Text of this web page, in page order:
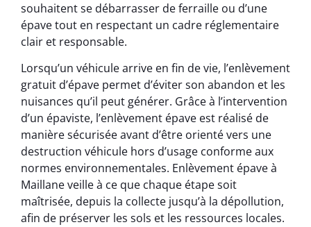
souhaitent se débarrasser de ferraille ou d’une
épave tout en respectant un cadre réglementaire
clair et responsable.
Lorsqu’un véhicule arrive en fin de vie, l’enlèvement
gratuit d’épave permet d’éviter son abandon et les
nuisances qu’il peut générer. Grâce à l’intervention
d’un épaviste, l’enlèvement épave est réalisé de
manière sécurisée avant d’être orienté vers une
destruction véhicule hors d’usage conforme aux
normes environnementales. Enlèvement épave à
Maillane veille à ce que chaque étape soit
maîtrisée, depuis la collecte jusqu’à la dépollution,
afin de préserver les sols et les ressources locales.